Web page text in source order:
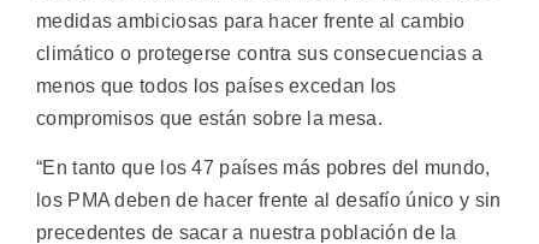
medidas ambiciosas para hacer frente al cambio
climático o protegerse contra sus consecuencias a
menos que todos los países excedan los
compromisos que están sobre la mesa.
“En tanto que los 47 países más pobres del mundo,
los PMA deben de hacer frente al desafío único y sin
precedentes de sacar a nuestra población de la